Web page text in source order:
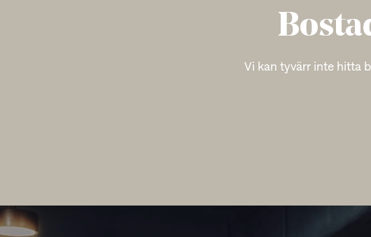
Vi kan tyvärr inte hitta